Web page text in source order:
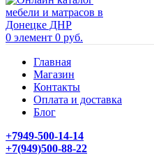
0 элемент 0 руб.
Главная
Магазин
Контакты
Оплата и доставка
Блог
+7949-500-14-14
+7(949)500-88-22